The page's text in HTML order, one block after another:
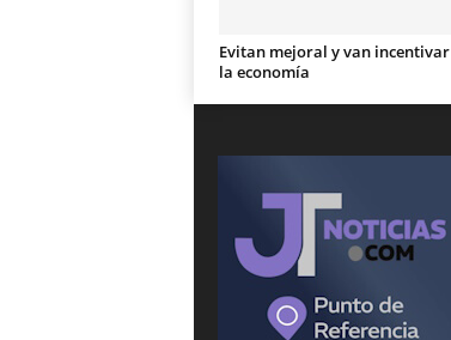
Evitan mejoral y van incentivar
la economía